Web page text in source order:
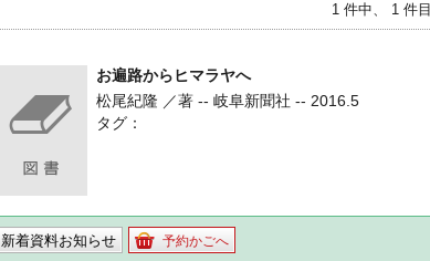
1 件中、 1 件目
お遍路からヒマラヤへ
松尾紀隆 ／著 -- 岐阜新聞社 -- 2016.5
タグ
新着資料お知らせ 予約かごへ